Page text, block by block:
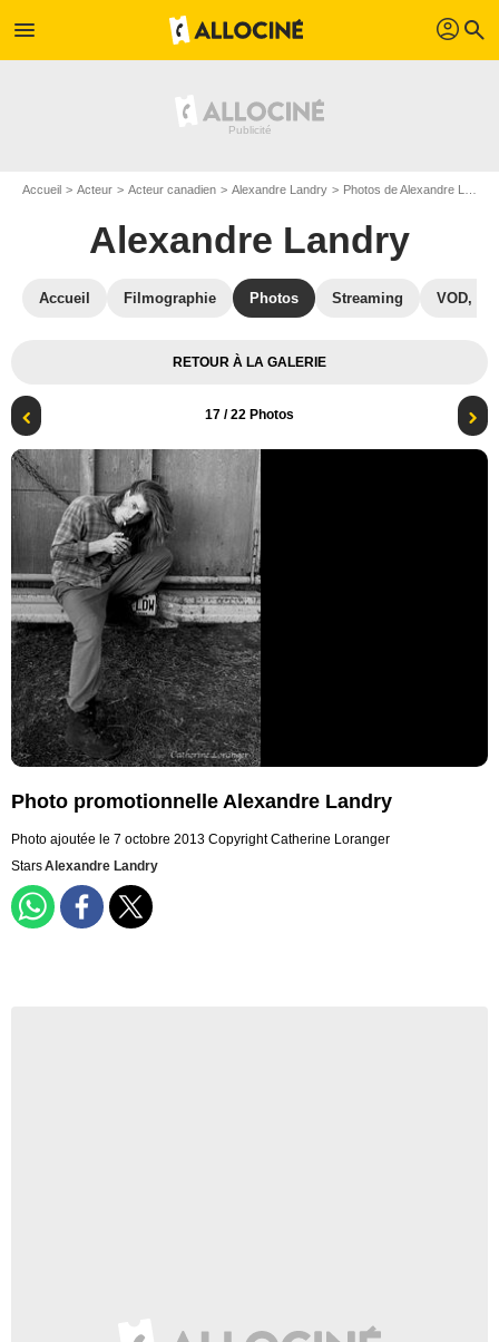
menu profil search
Accueil Acteur Acteur canadien Alexandre Landry Photos de Alexandre Landry
Alexandre Landry
Accueil Filmographie Photos Streaming VOD,
RETOUR À LA GALERIE
17 / 22 Photos
Photo promotionnelle Alexandre Landry
Photo ajoutée le 7 octobre 2013 Copyright Catherine Loranger
StarsAlexandre Landry